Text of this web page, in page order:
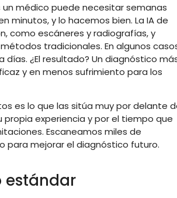
un médico puede necesitar semanas
minutos, y lo hacemos bien. La IA de
como escáneres y radiografías, y
tradicionales. En algunos
¿El resultado? Un diagnóstico
y en menos sufrimiento para los
es lo que las sitúa muy por delante
experiencia y por el tiempo que
Escaneamos miles de
para mejorar el diagnóstico futuro.
estándar